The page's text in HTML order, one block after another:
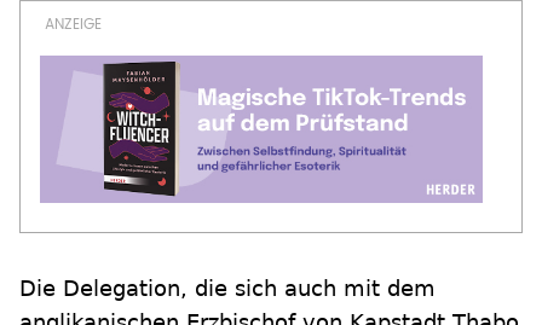
Die Delegation, die sich auch mit dem